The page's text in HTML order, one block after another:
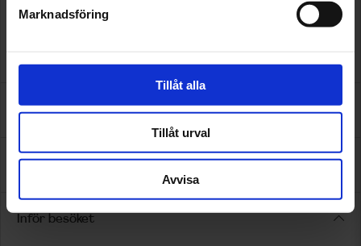
Marknadsföring
Tillåt alla
Tillåt urval
Avvisa
Omdömen
Assistansförsäkring
Inför besöket